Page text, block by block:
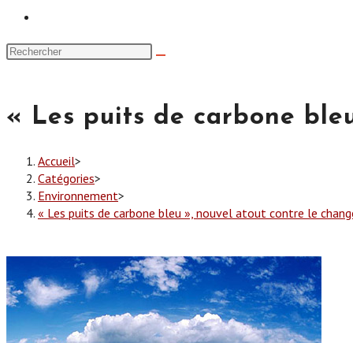
« Les puits de carbone
Accueil>
Catégories>
Environnement>
« Les puits de carbone bleu », nouvel atout contre le